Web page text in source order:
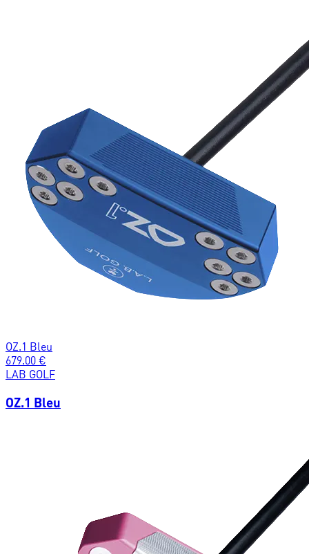
OZ.1 Bleu
679.00 €
LAB GOLF
OZ.1 Bleu